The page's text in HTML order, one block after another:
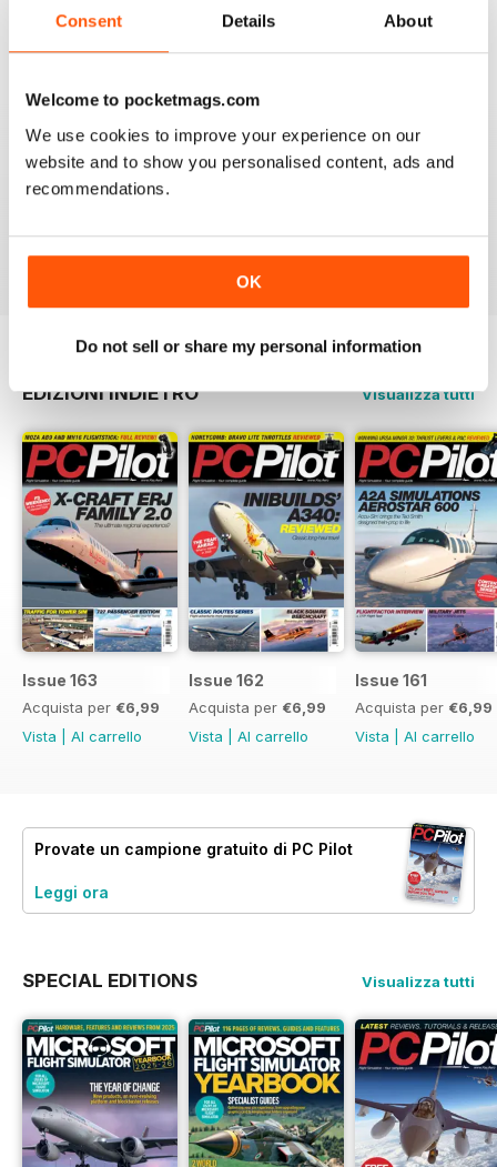
Consent Details About
Welcome to pocketmags.com
We use cookies to improve your experience on our
website and to show you personalised content, ads and
recommendations.
OK
Do not sell or share my personal information
PC PILOT
Great resource! Would like to see some reviews of FAA
& EASA approved BATDs & AATDs as a higher end sim
alternatives to building a sim. Not all of us are computer
geeks and just want to press "on" and churn & burn!
EDIZIONI INDIETRO Visualizza tutti
Issue 163
Acquista per €6,99
Vista
Al carrello
Issue 162
Acquista per €6,99
Vista
Al carrello
Issue 161
Acquista per €6,99
Vista
Al carrello
Provate un campione gratuito di PC Pilot
Leggi ora
SPECIAL EDITIONS Visualizza tutti